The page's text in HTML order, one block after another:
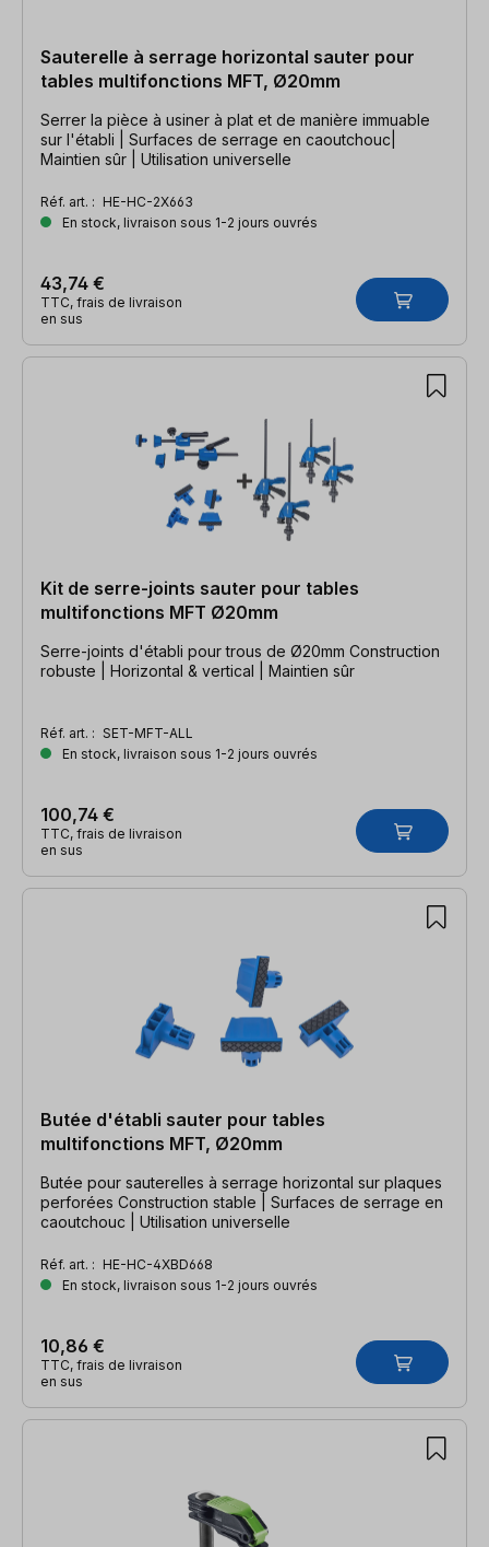
Sauterelle à serrage horizontal sauter pour
tables multifonctions MFT, Ø20mm
Serrer la pièce à usiner à plat et de manière immuable
sur l'établi | Surfaces de serrage en caoutchouc|
Maintien sûr | Utilisation universelle
Réf. art. : HE-HC-2X663
En stock, livraison sous 1-2 jours ouvrés
43,74 €
TTC, frais de livraison
en sus
Kit de serre-joints sauter pour tables
multifonctions MFT Ø20mm
Serre-joints d'établi pour trous de Ø20mm Construction
robuste | Horizontal & vertical | Maintien sûr
Réf. art. : SET-MFT-ALL
En stock, livraison sous 1-2 jours ouvrés
100,74 €
TTC, frais de livraison
en sus
Butée d'établi sauter pour tables
multifonctions MFT, Ø20mm
Butée pour sauterelles à serrage horizontal sur plaques
perforées Construction stable | Surfaces de serrage en
caoutchouc | Utilisation universelle
Réf. art. : HE-HC-4XBD668
En stock, livraison sous 1-2 jours ouvrés
10,86 €
TTC, frais de livraison
en sus